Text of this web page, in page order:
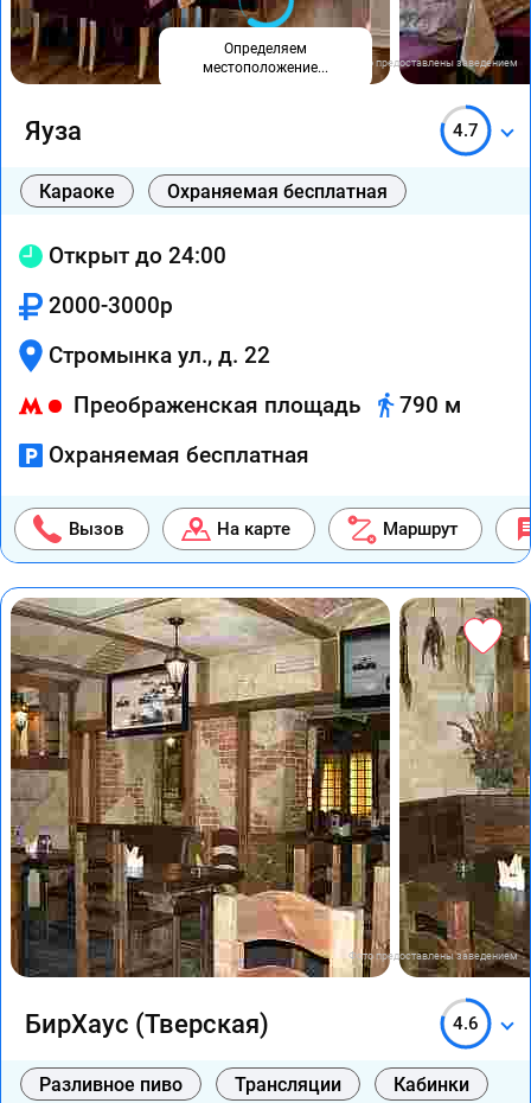
Фото предоставлены заведением
Яуза 4.7
Караоке Охраняемая бесплатная
Открыт до 24:00
2000-3000р
Стромынка ул., д. 22
Преображенская площадь
790 м
Охраняемая бесплатная
Вызов На карте Маршрут
Фото предоставлены заведением
БирХаус (Тверская) 4.6
Разливное пиво Трансляции Кабинки
Определяем
местоположение...